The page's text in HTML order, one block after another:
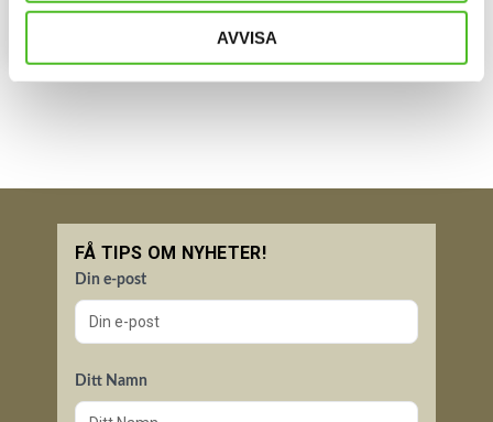
AVVISA
Lägg till i favoriter
FÅ TIPS OM NYHETER!
Din e-post
Ditt Namn